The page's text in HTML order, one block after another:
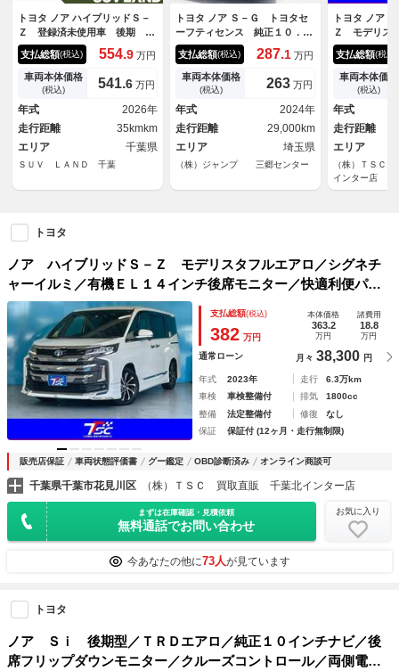
トヨタ ノア ハイブリッドＳ－
Ｚ 登録済未使用車 後期 快
適利便ＰＫＧ 後席モニター
１０型ナビ 全周囲カメラ デ
ジタルインナーミラー ユニバ
ーサルステップ 両側電動ド
ア ブラインドスポットモニタ
ー レーダークルーズ 電動リ
アゲート
支払総額(税込) 554.9 万円
車両本体価格
(税込) 541.6 万円
年式
2026年
走行距離
35kmkm
エリア
千葉県
ＳＵＶ ＬＡＮＤ 千葉
トヨタ ノア Ｓ－Ｇ トヨタセ
ーフティセンス 純正１０．５
インチナビ フルセグＴＶ 後
席フリップダウンモニター 両
側パワースライドドア アラウ
ンドビューモニター ドライブ
レコーダー ＥＴＣ２．０ Ｂ
ｌｕｅｔｏｏｔｈ
支払総額(税込) 287.1 万円
車両本体価格
(税込) 263 万円
年式
2024年
走行距離
29,000km
エリア
埼玉県
（株）ジャンプ 三郷センター
トヨタ ノア
Ｚ モデリス
グネチャーイ
４インチ後席
便パッケージ
ビングサポー
プレイオーデ
クター式ＬＥ
ラー
支払総額(税込)
車両本体価格
(税込)
年式
走行距離
エリア
（株）ＴＳＣ
インター店
トヨタ
ノア ハイブリッドＳ－Ｚ モデリスタフルエアロ／シグネチ
ャーイルミ／有機ＥＬ１４インチ後席モニター／快適利便パッ
ケージＨＩＧＨ／ドライビングサポートＰＫＧ／ディスプレイ
オーディオ＋／プロジェクター式ＬＥＤ／ＴＶキャンセラー
支払総額(税込)
382 万円
本体価格
363.2
万円
諸費用
18.8
万円
通常ローン 月々 38,300 円
年式 2023年 走行
6.3万km
車検
車検整備付 排気
1800cc
整備
法定整備付 修復
なし
保証
保証付 (12ヶ月・走行無制限)
販売店保証 車両状態評価書 グー鑑定 OBD診断済み オンライン商談可
千葉県千葉市花見川区 （株）ＴＳＣ 買取直販 千葉北インター店
まずは在庫確認・見積依頼
無料通話でお問い合わせ
お気に入り
今あなたの他に73人が見ています
トヨタ
ノア Ｓｉ 後期型／ＴＲＤエアロ／純正１０インチナビ／後
席フリップダウンモニター／クルーズコントロール／両側電動